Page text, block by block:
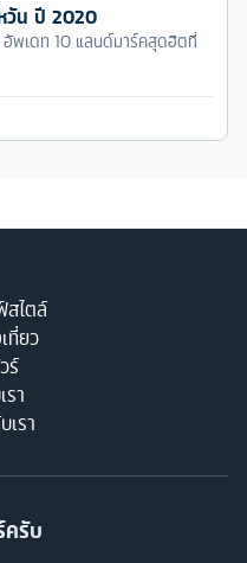
วัน ปี 2020
อัพเดท 10 แลนด์มาร์คสุดฮิตที่
สไตล์
ที่ยว
ร์
รา
เรา
รับ